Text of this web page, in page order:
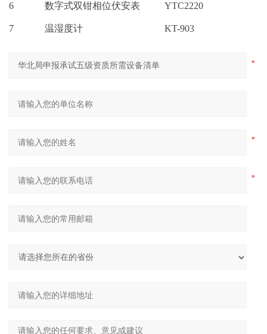
6 数字式双钳相位伏安表 YTC2220
7 温湿度计 KT-903